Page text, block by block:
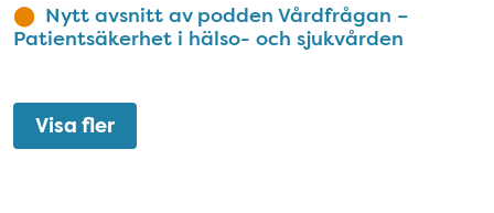
Nytt avsnitt av podden Vårdfrågan –
Patientsäkerhet i hälso- och sjukvården
Visa fler